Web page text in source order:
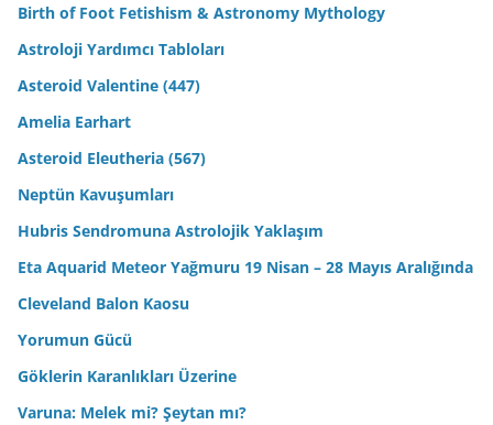
Birth of Foot Fetishism & Astronomy Mythology
Astroloji Yardımcı Tabloları
Asteroid Valentine (447)
Amelia Earhart
Asteroid Eleutheria (567)
Neptün Kavuşumları
Hubris Sendromuna Astrolojik Yaklaşım
Eta Aquarid Meteor Yağmuru 19 Nisan – 28 Mayıs Aralığında
Cleveland Balon Kaosu
Yorumun Gücü
Göklerin Karanlıkları Üzerine
Varuna: Melek mi? Şeytan mı?